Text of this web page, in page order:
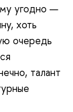
угодно —
хоть
очередь
талант